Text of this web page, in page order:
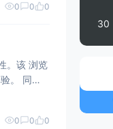
0 0 0
浏览
同
0 0 0
30